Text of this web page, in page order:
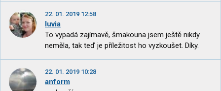
22. 01. 2019 12:58
luvia
To vypadá zajímavě, šmakouna jsem ještě nikdy
neměla, tak teď je příležitost ho vyzkoušet. Díky.
22. 01. 2019 10:28
anform